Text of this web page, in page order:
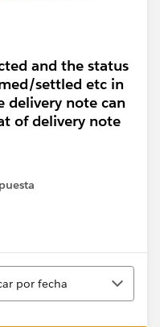
and the status
settled etc in
delivery note can
of delivery note
por fecha